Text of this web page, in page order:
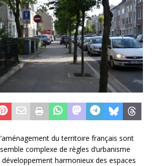
du territoire français sont
complexe de règles d’urbanisme
harmonieux des espaces